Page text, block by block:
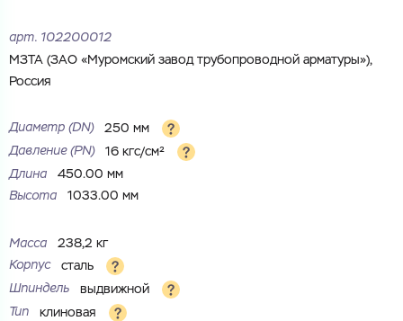
Номер телефона
ОТПРАВИТЬ
Город
ЗАГРУЗИТЬ
Файл с реквизитами огранизации (любой формат, макс. 20
МБ)
арт. 102200012
МЗТА (ЗАО «Муромский за­вод трубопроводной арматуры»),
Россия
Диаметр (DN)
250 мм
Давление (PN)
16 кгс/см²
Длина
450.00 мм
Высота
1033.00 мм
Масса
238,2 кг
Корпус
сталь
Шпиндель
выдвижной
Тип
клиновая